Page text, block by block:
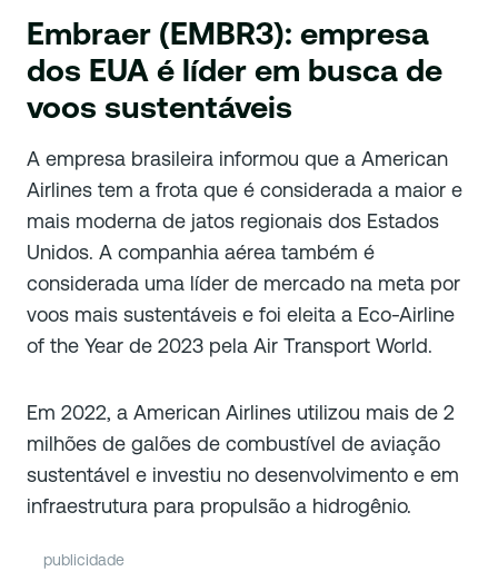
Embraer (EMBR3): empresa
dos EUA é líder em busca de
voos sustentáveis
A empresa brasileira informou que a American
Airlines tem a frota que é considerada a maior e
mais moderna de jatos regionais dos Estados
Unidos. A companhia aérea também é
considerada uma líder de mercado na meta por
voos mais sustentáveis e foi eleita a Eco-Airline
of the Year de 2023 pela Air Transport World.
Em 2022, a American Airlines utilizou mais de 2
milhões de galões de combustível de aviação
sustentável e investiu no desenvolvimento e em
infraestrutura para propulsão a hidrogênio.
publicidade